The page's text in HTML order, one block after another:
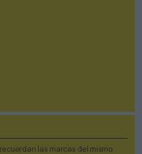
las marcas del mismo